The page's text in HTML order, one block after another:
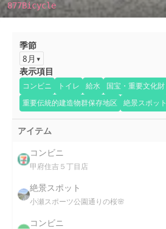
877Bicycle
季節
8月
表示項目
コンビニ トイレ 給水
国宝・重要文化財
重要伝統的建造物群保存地区
絶景スポット
アイテム
コンビニ
甲府住吉５丁目店
絶景スポット
小瀬スポーツ公園通りの桜🌸
コンビニ